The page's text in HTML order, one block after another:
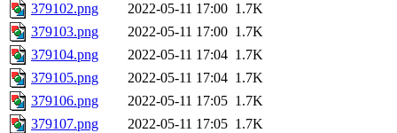
379102.png
2022-05-11 17:00 1.7K
379103.png
2022-05-11 17:00 1.7K
379104.png
2022-05-11 17:04 1.7K
379105.png
2022-05-11 17:04 1.7K
379106.png
2022-05-11 17:05 1.7K
379107.png
2022-05-11 17:05 1.7K